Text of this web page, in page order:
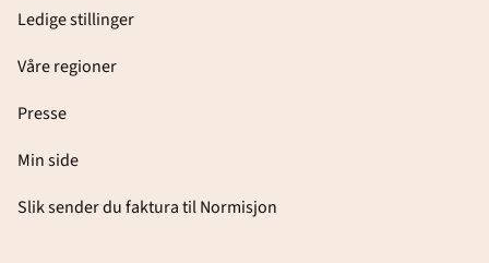
Ledige stillinger
Våre regioner
Presse
Min side
Slik sender du faktura til Normisjon